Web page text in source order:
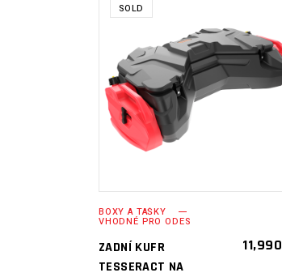
SOLD
ČTĚTE VÍCE
BOXY A TAŠKY
VHODNÉ PRO ODES
ZADNÍ KUFR
TESSERACT NA
11,990